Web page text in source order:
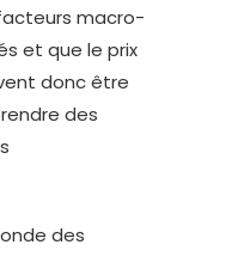
macro-
et que le prix
donc être
des
des